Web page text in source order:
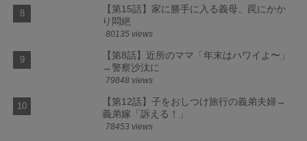
【第15話】家に勝手に入る義母、罠にかか
り悶絶
80135 views
【第8話】近所のママ「年末はハワイよ〜」
→警察沙汰に
79848 views
【第12話】子をおしつけ旅行の義弟夫婦→
義弟嫁「訴える！」
78453 views